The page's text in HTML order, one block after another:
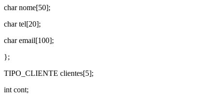
char nome[50];
char tel[20];
char email[100];
};
TIPO_CLIENTE clientes[5];
int cont;